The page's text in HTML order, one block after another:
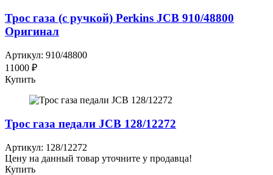
Трос газа (с ручкой) Perkins JCB 910/48800
Оригинал
Артикул: 910/48800
11000 ₽
Купить
Трос газа педали JCB 128/12272
Артикул: 128/12272
Цену на данный товар уточните у продавца!
Купить